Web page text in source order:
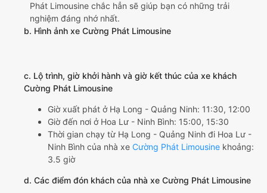
Phát Limousine chắc hẳn sẽ giúp bạn có những trải
nghiệm đáng nhớ nhất.
b. Hình ảnh xe Cường Phát Limousine
c. Lộ trình, giờ khởi hành và giờ kết thúc của xe khách
Cường Phát Limousine
Giờ xuất phát ở Hạ Long - Quảng Ninh: 11:30, 12:00
Giờ đến nơi ở Hoa Lư - Ninh Bình: 15:00, 15:30
Thời gian chạy từ Hạ Long - Quảng Ninh đi Hoa Lư -
Ninh Bình của nhà xe Cường Phát Limousine khoảng:
3.5 giờ
d. Các điểm đón khách của nhà xe Cường Phát Limousine